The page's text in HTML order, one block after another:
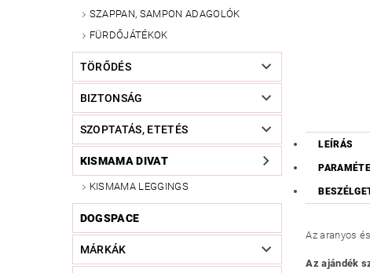
SZAPPAN, SAMPON ADAGOLÓK
FÜRDŐJÁTÉKOK
TÖRŐDÉS
BIZTONSÁG
SZOPTATÁS, ETETÉS
KISMAMA DIVAT
KISMAMA LEGGINGS
DOGSPACE
MÁRKÁK
LEÍRÁS
Az aranyos
Az ajándék